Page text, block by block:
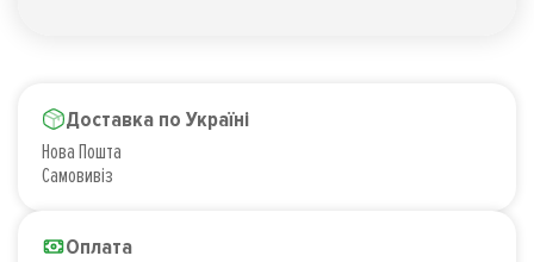
Доставка по Україні
Нова Пошта
Самовивіз
Оплата